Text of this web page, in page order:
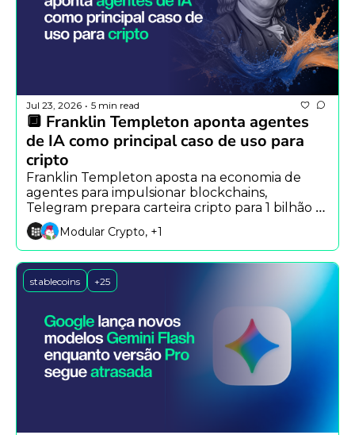
Jul 23, 2026 • 5 min read
🔲 Franklin Templeton aponta agentes
de IA como principal caso de uso para
cripto
Franklin Templeton aposta na economia de
agentes para impulsionar blockchains,
Telegram prepara carteira cripto para 1 bilhão
de usuários e IA redefine a cibersegurança.
Modular Crypto, +1
stablecoins +25